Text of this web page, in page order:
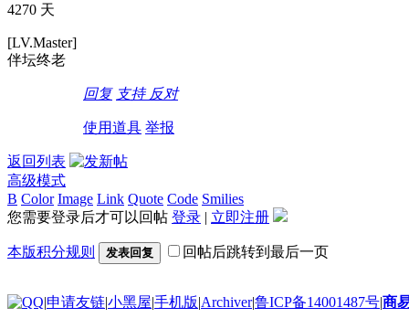
4270 天
[LV.Master]
伴坛终老
回复 支持 反对
使用道具 举报
返回列表
高级模式
B Color Image Link Quote Code Smilies
您需要登录后才可以回帖 登录 | 立即注册
本版积分规则 发表回复 回帖后跳转到最后一页
|申请友链|小黑屋|手机版|Archiver|鲁ICP备14001487号|商